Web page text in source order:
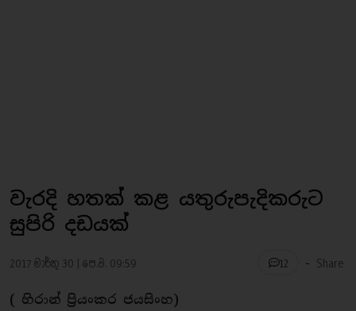
වැරදි හතක් කළ යතුරුපැදිකරුට
සුපිරි දඩයක්
2017 මාර්තු 30 | පෙ.ව. 09:59 12 - Share
( හිරාන් ප්‍රියංකර ජයසිංහ)